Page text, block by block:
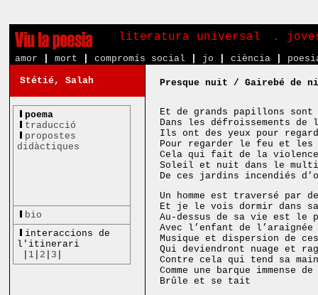
literatura universal .
amor mort compromís social jo ciència
Stétié, Salah
poema
traducció
propostes
didàctiques
bio
interaccions de
l'itinerari
1 2 3
Presque nuit / Gairebé de
Et de grands papillons sont
Dans les défroissements de
Ils ont des yeux pour
Pour regarder le feu et les
Cela qui fait de la
Soleil et nuit dans le
De ces jardins incendiés
Un homme est traversé par
Et je le vois dormir dans
Au-dessus de sa vie est le
Avec l’enfant de
Musique et dispersion de
Qui deviendront nuage et
Contre cela qui tend sa
Comme une barque immense
Brûle et se tait